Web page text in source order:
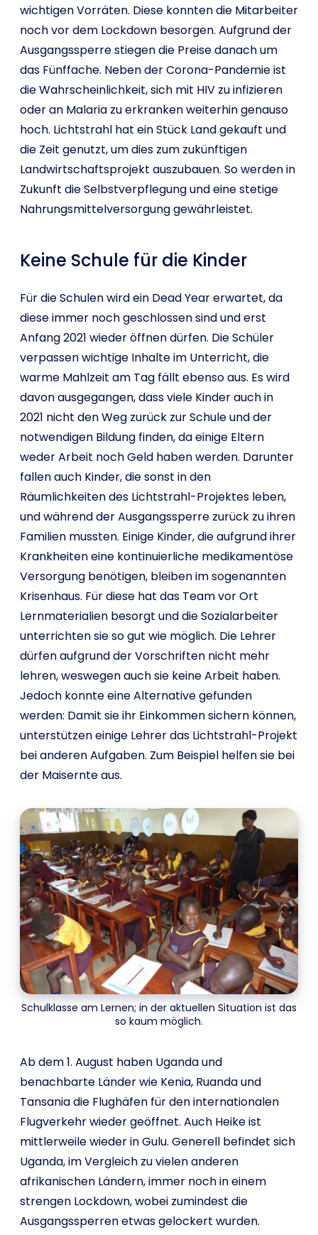
wichtigen Vorräten. Diese konnten die Mitarbeiter
noch vor dem Lockdown besorgen. Aufgrund der
Ausgangssperre stiegen die Preise danach um
das Fünffache. Neben der Corona-Pandemie ist
die Wahrscheinlichkeit, sich mit HIV zu infizieren
oder an Malaria zu erkranken weiterhin genauso
hoch. Lichtstrahl hat ein Stück Land gekauft und
die Zeit genutzt, um dies zum zukünftigen
Landwirtschaftsprojekt auszubauen. So werden in
Zukunft die Selbstverpflegung und eine stetige
Nahrungsmittelversorgung gewährleistet.
Keine Schule für die Kinder
Für die Schulen wird ein Dead Year erwartet, da
diese immer noch geschlossen sind und erst
Anfang 2021 wieder öffnen dürfen. Die Schüler
verpassen wichtige Inhalte im Unterricht, die
warme Mahlzeit am Tag fällt ebenso aus. Es wird
davon ausgegangen, dass viele Kinder auch in
2021 nicht den Weg zurück zur Schule und der
notwendigen Bildung finden, da einige Eltern
weder Arbeit noch Geld haben werden. Darunter
fallen auch Kinder, die sonst in den
Räumlichkeiten des Lichtstrahl-Projektes leben,
und während der Ausgangssperre zurück zu ihren
Familien mussten. Einige Kinder, die aufgrund ihrer
Krankheiten eine kontinuierliche medikamentöse
Versorgung benötigen, bleiben im sogenannten
Krisenhaus. Für diese hat das Team vor Ort
Lernmaterialien besorgt und die Sozialarbeiter
unterrichten sie so gut wie möglich. Die Lehrer
dürfen aufgrund der Vorschriften nicht mehr
lehren, weswegen auch sie keine Arbeit haben.
Jedoch konnte eine Alternative gefunden
werden: Damit sie ihr Einkommen sichern können,
unterstützen einige Lehrer das Lichtstrahl-Projekt
bei anderen Aufgaben. Zum Beispiel helfen sie bei
der Maisernte aus.
Schulklasse am Lernen; in der aktuellen Situation ist das
so kaum möglich.
Ab dem 1. August haben Uganda und
benachbarte Länder wie Kenia, Ruanda und
Tansania die Flughäfen für den internationalen
Flugverkehr wieder geöffnet. Auch Heike ist
mittlerweile wieder in Gulu. Generell befindet sich
Uganda, im Vergleich zu vielen anderen
afrikanischen Ländern, immer noch in einem
strengen Lockdown, wobei zumindest die
Ausgangssperren etwas gelockert wurden.